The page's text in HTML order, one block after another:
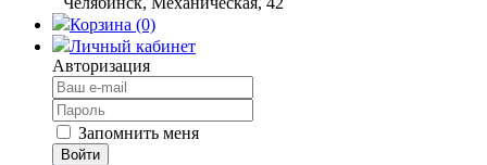
Корзина (0)
Личный кабинет
Авторизация
Запомнить меня